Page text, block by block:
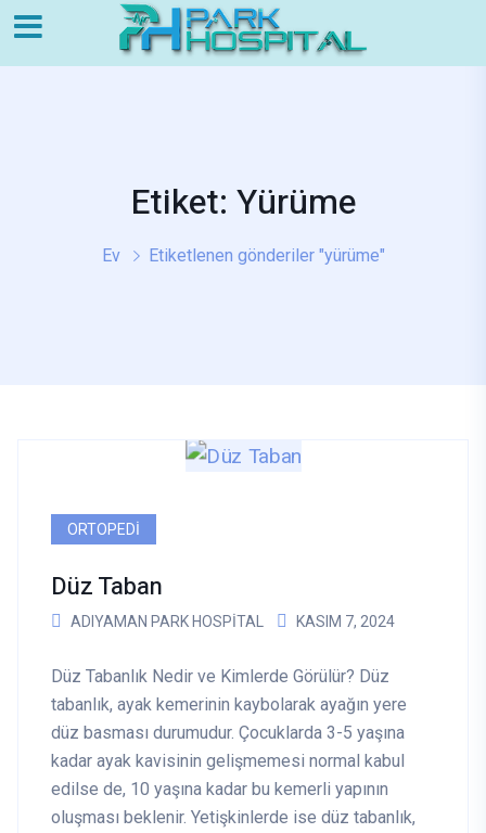
Etiket: Yürüme
Ev Etiketlenen gönderiler "yürüme"
ORTOPEDI
Düz Taban
ADIYAMAN PARK HOSPITAL KASIM 7, 2024
Düz Tabanlık Nedir ve Kimlerde Görülür? Düz
tabanlık, ayak kemerinin kaybolarak ayağın yere
düz basması durumudur. Çocuklarda 3-5 yaşına
kadar ayak kavisinin gelişmemesi normal kabul
edilse de, 10 yaşına kadar bu kemerli yapının
oluşması beklenir. Yetişkinlerde ise düz tabanlık,